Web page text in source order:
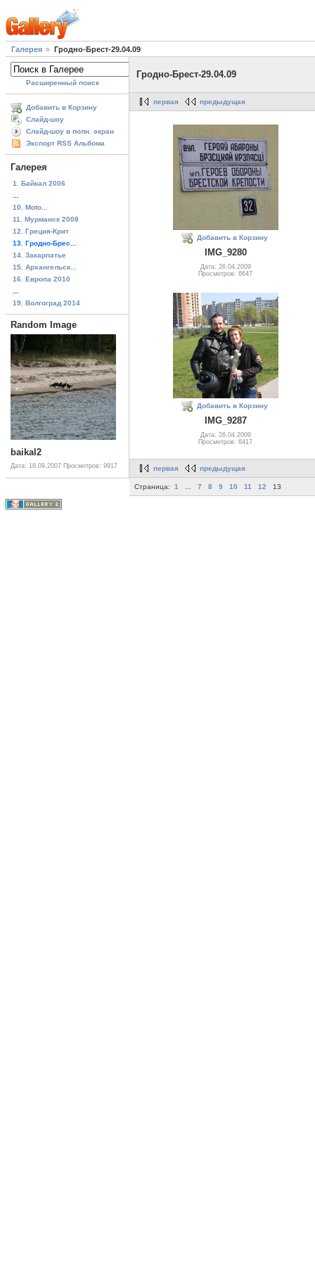
Галерея Гродно-Брест-29.04.09
Расширенный поиск
Добавить в Корзину
Слайд-шоу
Слайд-шоу в полн. экран
Экспорт RSS Альбома
Галерея
1. Байкал 2006
10. Moto...
11. Мурманск 2008
12. Греция-Крит
13. Гродно-Брес...
14. Закарпатье
15. Архангельск...
16. Европа 2010
19. Волгоград 2014
Random Image
baikal2
Дата: 18.09.2007 Просмотров: 9917
Гродно-Брест-29.04.09
первая предыдущая
Добавить в Корзину
IMG_9280
Дата: 26.04.2009
Просмотров: 6647
Добавить в Корзину
IMG_9287
Дата: 26.04.2009
Просмотров: 6417
первая предыдущая
Страница: 1 7 8 9 10 11 12 13